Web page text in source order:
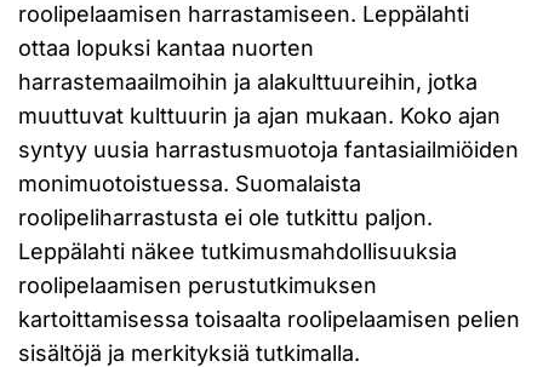
roolipelaamisen harrastamiseen. Leppälahti
ottaa lopuksi kantaa nuorten
harrastemaailmoihin ja alakulttuureihin, jotka
muuttuvat kulttuurin ja ajan mukaan. Koko ajan
syntyy uusia harrastusmuotoja fantasiailmiöiden
monimuotoistuessa. Suomalaista
roolipeliharrastusta ei ole tutkittu paljon.
Leppälahti näkee tutkimusmahdollisuuksia
roolipelaamisen perustutkimuksen
kartoittamisessa toisaalta roolipelaamisen pelien
sisältöjä ja merkityksiä tutkimalla.